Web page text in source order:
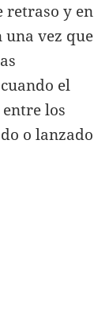
retraso y en
una vez que
el
los
o lanzado